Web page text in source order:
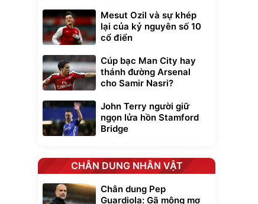
Mesut Ozil và sự khép
lại của kỷ nguyên số 10
cổ điển
Cúp bạc Man City hay
thánh đường Arsenal
cho Samir Nasri?
John Terry người giữ
ngọn lửa hồn Stamford
Bridge
CHÂN DUNG NHÂN VẬT
Chân dung Pep
Guardiola: Gã mộng mơ